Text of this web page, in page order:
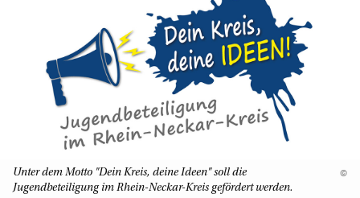
Unter dem Motto "Dein Kreis, deine Ideen" soll die
Jugendbeteiligung im Rhein-Neckar-Kreis gefördert werden.
©